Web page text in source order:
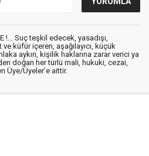
!... Suç teşkil edecek, yasadışı,
küfür içeren, aşağılayıcı, küçük
aykırı, kişilik haklarına zarar verici ya
doğan her türlü mali, hukuki, cezai,
Üye/Üyeler’e aittir.